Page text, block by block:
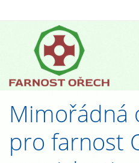
Mimořádná
pro farnost